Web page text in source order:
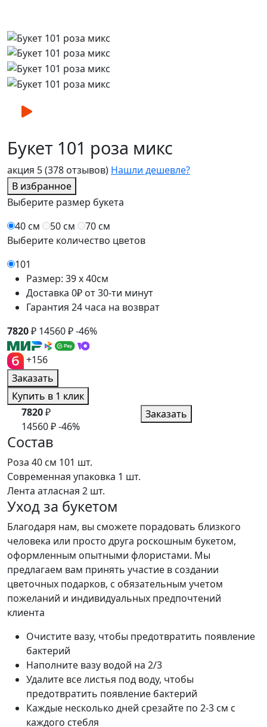
акция 5(378 отзывов) Нашли дешевле?
В избранное
Букет 101 роза микс
Выберите размер букета
40 см
50 см
70 см
Выберите количество цветов
101
Размер: 39 x 40см
Доставка 0₽ от 30-ти минут
Гарантия 24 часа на возврат
7820₽ 14560₽-46%
+156
Заказать
Купить в 1 клик
7820₽
14560₽-46%
Заказать
Состав
Роза 40 см 101 шт.
Современная упаковка 1 шт.
Лента атласная 2 шт.
Уход за букетом
Благодаря нам, вы сможете порадовать близкого
человека или просто друга роскошным букетом,
оформленным опытными флористами. Мы
предлагаем вам принять участие в создании
цветочных подарков, с обязательным учетом
пожеланий и индивидуальных предпочтений
клиента
Очистите вазу, чтобы предотвратить появление
бактерий
Наполните вазу водой на 2/3
Удалите все листья под воду, чтобы
предотвратить появление бактерий
Каждые несколько дней срезайте по 2-3 см с
каждого стебля